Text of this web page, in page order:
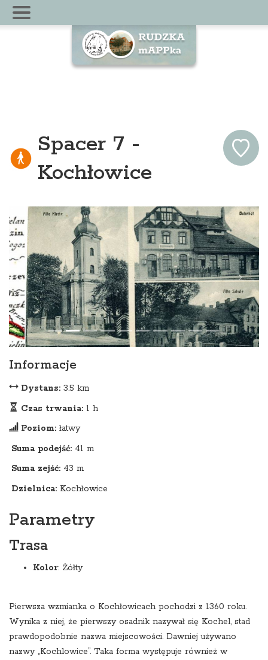
Spacer 7 -
Kochłowice
Informacje
Dystans: 3.5 km
Czas trwania: 1 h
Poziom: łatwy
Suma podejść: 41 m
Suma zejść: 43 m
Dzielnica: Kochłowice
Parametry
Trasa
Kolor: Żółty
Pierwsza wzmianka o Kochłowicach pochodzi z 1360 roku.
Wynika z niej, że pierwszy osadnik nazywał się Kochel, stad
prawdopodobnie nazwa miejscowości. Dawniej używano
nazwy „Kochlowice”. Taka forma występuje również w